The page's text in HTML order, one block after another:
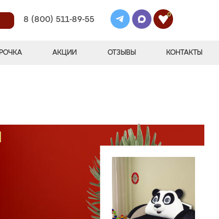
8 (800) 511-89-55
0
АКЦИИ ОТЗЫВЫ КОНТАКТЫ